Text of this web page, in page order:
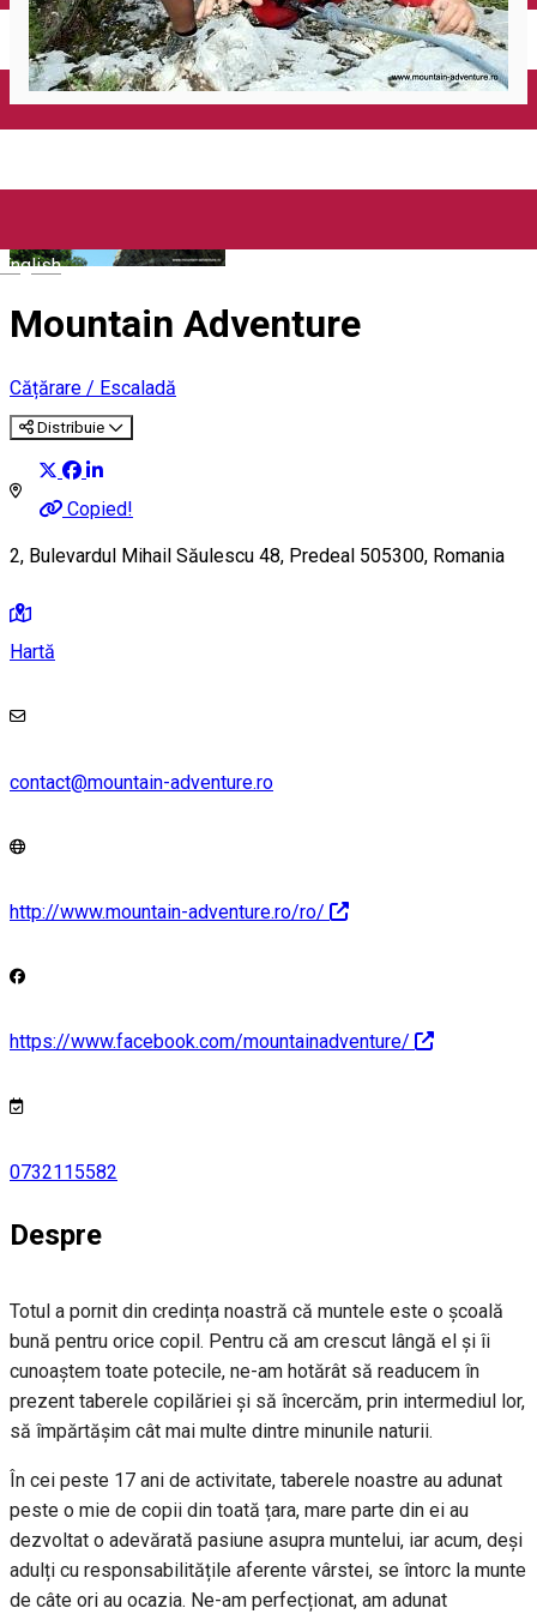
English
Mountain Adventure
Cățărare / Escaladă
Distribuie
Copied!
2, Bulevardul Mihail Săulescu 48, Predeal 505300, Romania
Hartă
contact@mountain-adventure.ro
http://www.mountain-adventure.ro/ro/
https://www.facebook.com/mountainadventure/
0732115582
Despre
Totul a pornit din credința noastră că muntele este o școală
bună pentru orice copil. Pentru că am crescut lângă el și îi
cunoaștem toate potecile, ne-am hotărât să readucem în
prezent taberele copilăriei și să încercăm, prin intermediul lor,
să împărtășim cât mai multe dintre minunile naturii.
În cei peste 17 ani de activitate, taberele noastre au adunat
peste o mie de copii din toată țara, mare parte din ei au
dezvoltat o adevărată pasiune asupra muntelui, iar acum, deși
adulți cu responsabilitățile aferente vârstei, se întorc la munte
de câte ori au ocazia. Ne-am perfecționat, am adunat